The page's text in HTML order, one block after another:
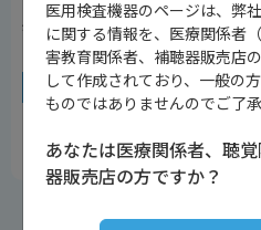
医用検査機器のページは、弊
に関する情報を、医療関係者
害教育関係者、補聴器販売店
して作成されており、一般の
ものではありませんのでご了承
あなたは医療関係者、聴
器販売店の方ですか？
感熱記録紙
対象機種